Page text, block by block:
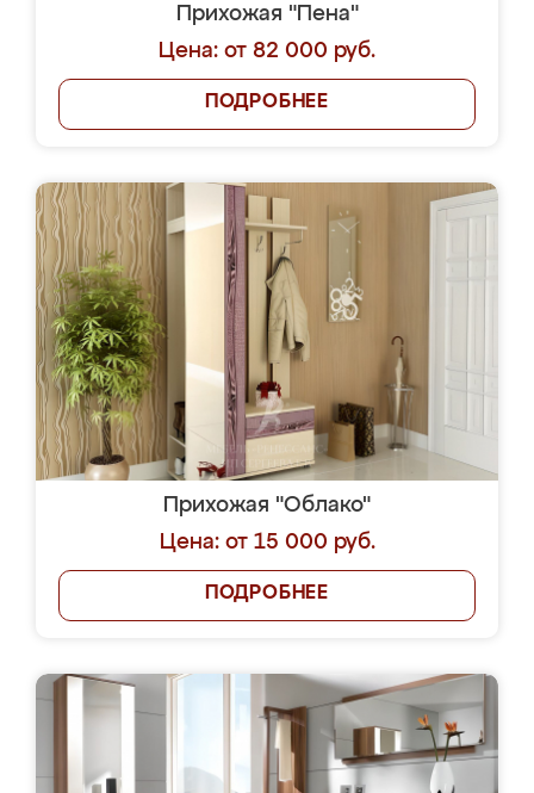
Прихожая "Пена"
Цена: от 82 000 руб.
ПОДРОБНЕЕ
Прихожая "Облако"
Цена: от 15 000 руб.
ПОДРОБНЕЕ